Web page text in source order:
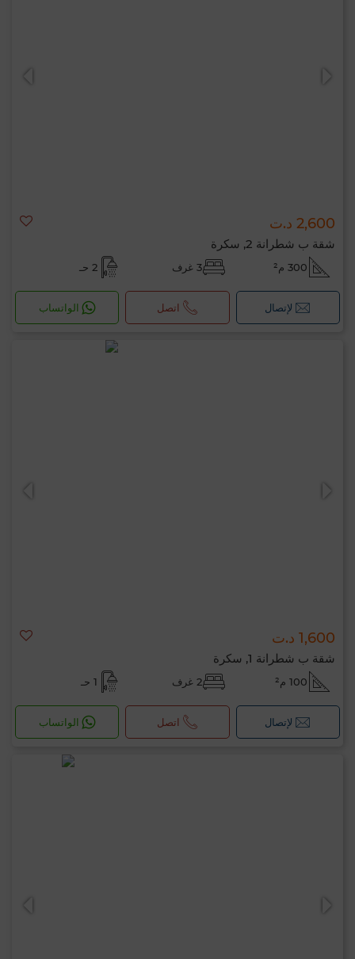
2,600 د.ت
شقة ب شطرانة 2, سكرة
300 م² 3 غرف 2 حـ
لإتصال اتصل الواتساب
1,600 د.ت
شقة ب شطرانة 1, سكرة
100 م² 2 غرف 1 حـ
لإتصال اتصل الواتساب